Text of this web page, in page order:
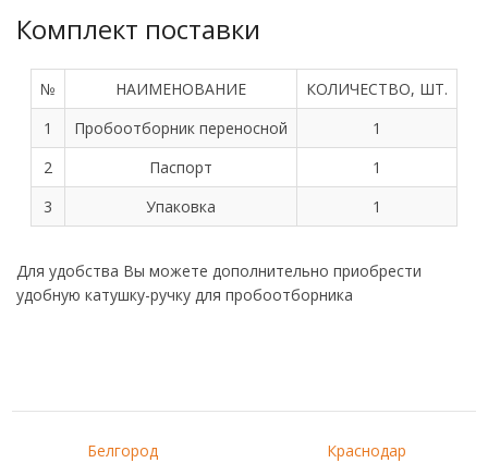
Комплект поставки
№ НАИМЕНОВАНИЕ
КОЛИЧЕСТВО, ШТ.
1
Пробоотборник переносной
1
2
Паспорт
1
3
Упаковка 1
Для удобства Вы можете дополнительно приобрести
удобную катушку-ручку для пробоотборника
Белгород
Краснодар